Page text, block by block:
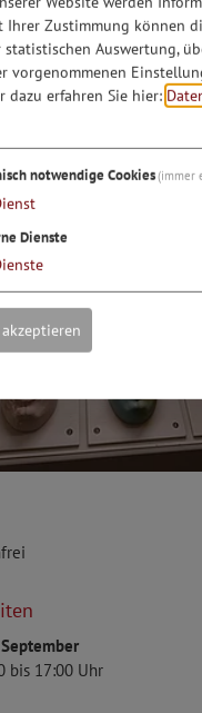
bis 17:00 Uhr
Zustimmung können
statistischen Auswertung,
vorgenommenen
dazu erfahren Sie hier:
notwendige Cookies(immer
Dienste